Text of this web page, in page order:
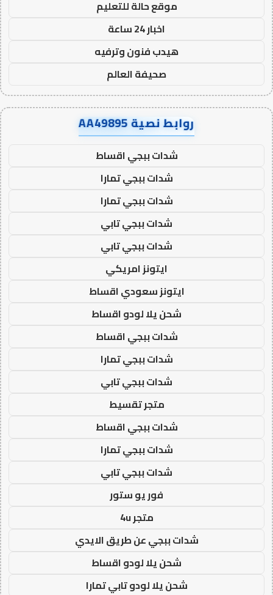
موقع حالة للتعليم
اخبار 24 ساعة
هيدب فنون وترفيه
صحيفة العالم
روابط نصية AA49895
شدات ببجي اقساط
شدات ببجي تمارا
شدات ببجي تمارا
شدات ببجي تابي
شدات ببجي تابي
ايتونز امريكي
ايتونز سعودي اقساط
شحن يلا لودو اقساط
شدات ببجي اقساط
شدات ببجي تمارا
شدات ببجي تابي
متجر تقسيط
شدات ببجي اقساط
شدات ببجي تمارا
شدات ببجي تابي
فور يو ستور
متجر 4u
شدات ببجي عن طريق الايدي
شحن يلا لودو اقساط
شحن يلا لودو تابي تمارا